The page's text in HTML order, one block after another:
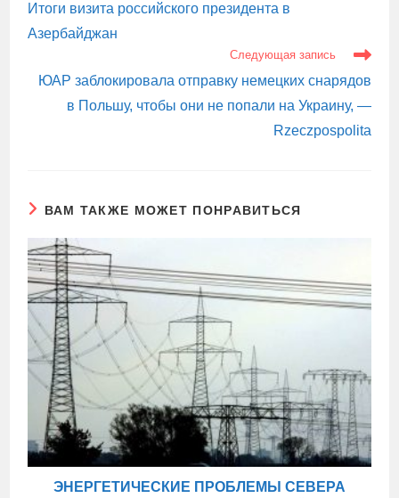
Итоги визита российского президента в
Азербайджан
Следующая запись
ЮАР заблокировала отправку немецких снарядов
в Польшу, чтобы они не попали на Украину, —
Rzeczpospolita
ВАМ ТАКЖЕ МОЖЕТ ПОНРАВИТЬСЯ
ЭНЕРГЕТИЧЕСКИЕ ПРОБЛЕМЫ СЕВЕРА